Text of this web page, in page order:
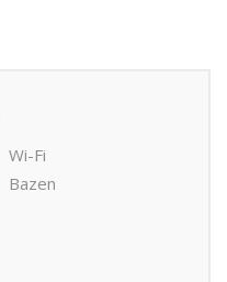
Wi-Fi
Bazen